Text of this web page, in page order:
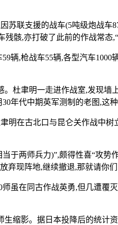
苏联支援的战车(5吨级炮战
骸,亦打破了此前的作战常
辆,枪战车55辆,各型汽车
杜聿明一走进作战室,发现
年代中期英军测制的老图,这
明在古北口与昆仑关作战中
于两师兵力)”,颇得性喜“攻
弃现阵地,继续撤退,那就请你
虽在同古作战英勇,但几遭覆
缩影。据日本投降后的统